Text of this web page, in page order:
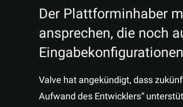
Der Plattforminhaber
ansprechen, die noch
Valve hat angekündigt, dass
Aufwand des Entwicklers“